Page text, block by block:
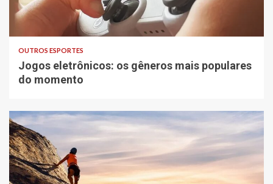
OUTROS ESPORTES
Jogos eletrônicos: os gêneros mais populares
do momento